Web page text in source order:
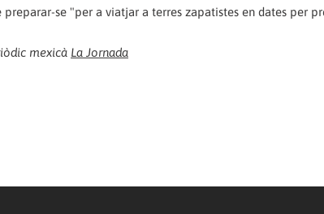
preparar-se "per a viatjar a terres zapatistes en dates per
mexicà La Jornada